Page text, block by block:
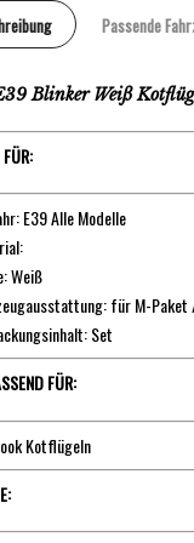
Passende
Blinker Weiß
E39 Alle Modelle
Weiß
für M-
Set
FÜR:
Kotflügeln